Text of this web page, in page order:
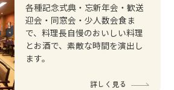
各種記念式典・忘新年会・歓送
迎会・同窓会・少人数会食ま
で、料理長自慢のおいしい料理
とお酒で、素敵な時間を演出し
ます。
詳しく見る